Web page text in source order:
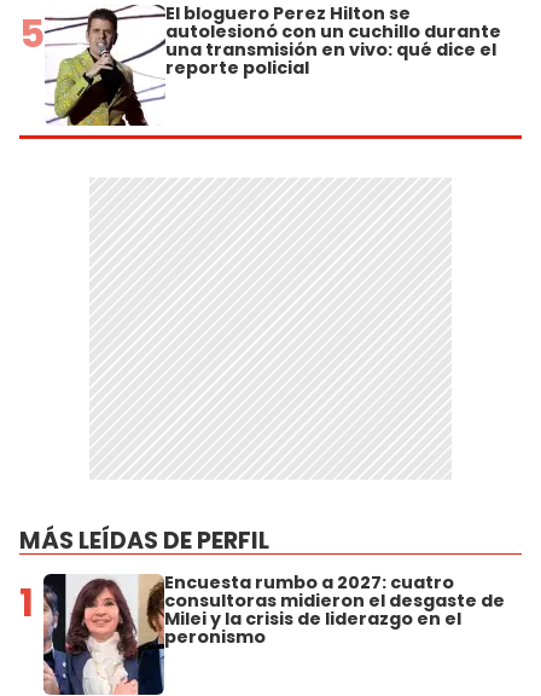
5 El bloguero Perez Hilton se
autolesionó con un cuchillo durante
una transmisión en vivo: qué dice el
reporte policial
MÁS LEÍDAS DE PERFIL
1 Encuesta rumbo a 2027: cuatro
consultoras midieron el desgaste de
Milei y la crisis de liderazgo en el
peronismo